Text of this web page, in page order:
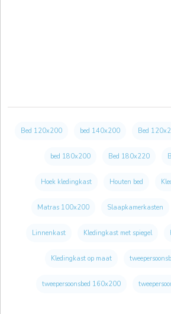
Bed 120x200 bed 140x200 Bed
bed 180x200 Bed 180x220
Hoek kledingkast Houten bed
Matras 100x200 Slaapkamerkasten
Linnenkast Kledingkast met spiegel
Kledingkast op maat
tweepersoonsbed 160x200